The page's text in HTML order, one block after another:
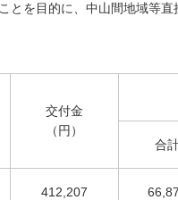
を目的に、中山間地域等直
交付金
（円）
合
412,207